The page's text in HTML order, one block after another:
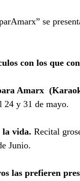
se
con los que
Amarx
24 y 31 de mayo.
la vida. Recital
Junio.
las prefieren